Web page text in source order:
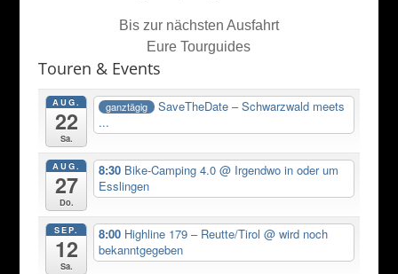
Bis zur nächsten Ausfahrt
Eure Tourguides
Touren & Events
AUG.
22
Sa.
ganztägig
SaveTheDate – Schwarzwald meets
...
AUG.
27
Do.
8:30 Bike-Camping 4.0@ Irgendwo in oder um
Esslingen
SEP.
12
Sa.
8:00 Highline 179 – Reutte/Tirol@ wird noch
bekanntgegeben